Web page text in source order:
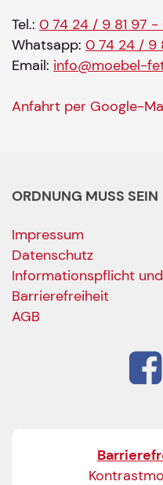
Tel.: 0 74 24 / 9 81 97 -
Whatsapp: 0 74 24 / 9
Email: info@moebel-
Anfahrt per Google-
ORDNUNG MUSS SEIN
Impressum
Datenschutz
Informationspflicht
Barrierefreiheit
AGB